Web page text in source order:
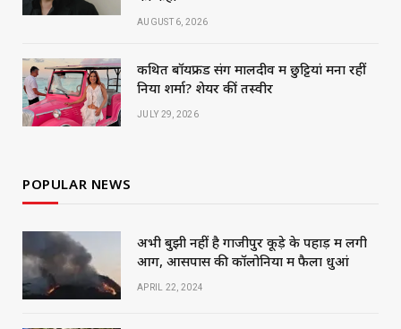
AUGUST 6, 2026
कथित बॉयफ्रेंड संग मालदीव में छुट्टियां मना रहीं
निया शर्मा? शेयर कीं तस्वीरें
JULY 29, 2026
POPULAR NEWS
अभी बुझी नहीं है गाजीपुर कूड़े के पहाड़ में लगी
आग, आसपास की कॉलोनियों में फैला धुआं
APRIL 22, 2024